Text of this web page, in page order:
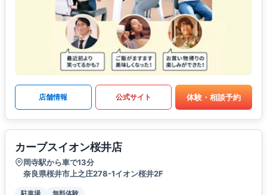
店舗情報 公式サイト 体験・相談予約
カーブスイオン桜井店
岡寺駅から車で13分
奈良県桜井市上之庄278-1イオン桜井2F